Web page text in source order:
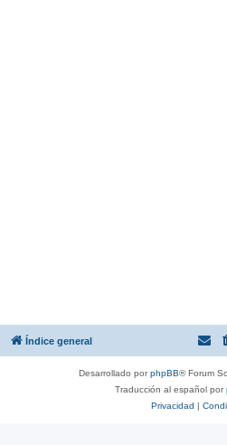
Índice general
Desarrollado porphpBB® Forum
Traducción al español por
Privacidad |